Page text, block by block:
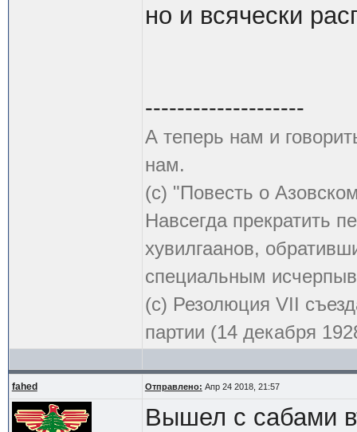
но и всячески
--------------------
А теперь нам и
нам.
(с) "Повесть о
Навсегда прекратить
хувилгаанов,
специальным
(с) Резолюция VII
партии (14 декабря
fahed Отправлено: Апр 24 2018, 21:57
Вышел с сабами